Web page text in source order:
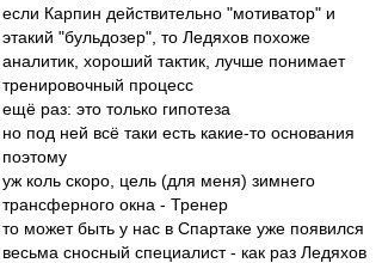
если Карпин действительно "мотиватор" и
этакий "бульдозер", то Ледяхов похоже
аналитик, хороший тактик, лучше понимает
тренировочный процесс
ещё раз: это только гипотеза
но под ней всё таки есть какие-то основания
поэтому
уж коль скоро, цель (для меня) зимнего
трансферного окна - Тренер
то может быть у нас в Спартаке уже появился
весьма сносный специалист - как раз Ледяхов